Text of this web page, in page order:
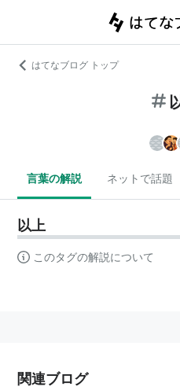
はてなブログ トップ
言葉の解説 ネットで話題
以上
このタグの解説について
関連ブログ